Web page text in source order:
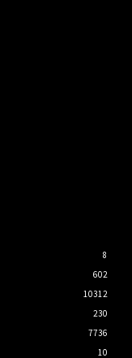
8
602
10312
230
7736
10